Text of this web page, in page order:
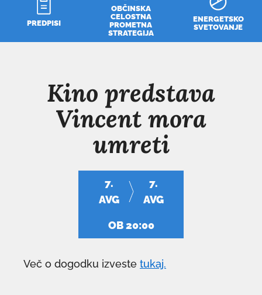
PREDPISI
OBČINSKA
CELOSTNA
PROMETNA
STRATEGIJA
ENERGETSKO
SVETOVANJE
Kino predstava
Vincent mora
umreti
7.
AVG
7.
AVG
OB 20:00
Več o dogodku izveste tukaj.